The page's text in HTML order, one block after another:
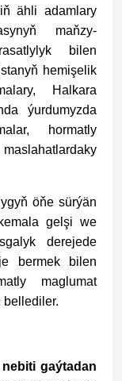
ähli adamlary
maňzy-
bilen
hemişelik
Halkara
ýurdumyzda
hormatly
öňe sürýän
gelşi we
derejede
bermek bilen
maglumat
bellediler.
gaýtadan